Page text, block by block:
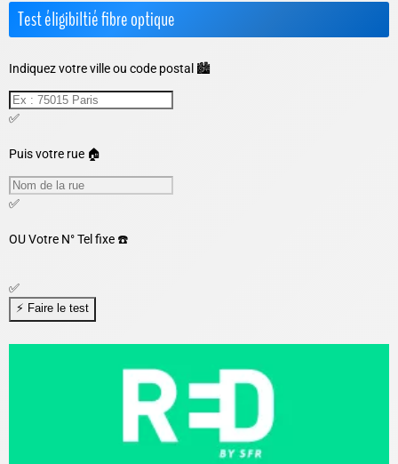
Test éligibiltié fibre optique
Indiquez votre ville ou code postal 🏙️
✅
Puis votre rue 🏠
✅
OUVotre N° Tel fixe ☎️
✅